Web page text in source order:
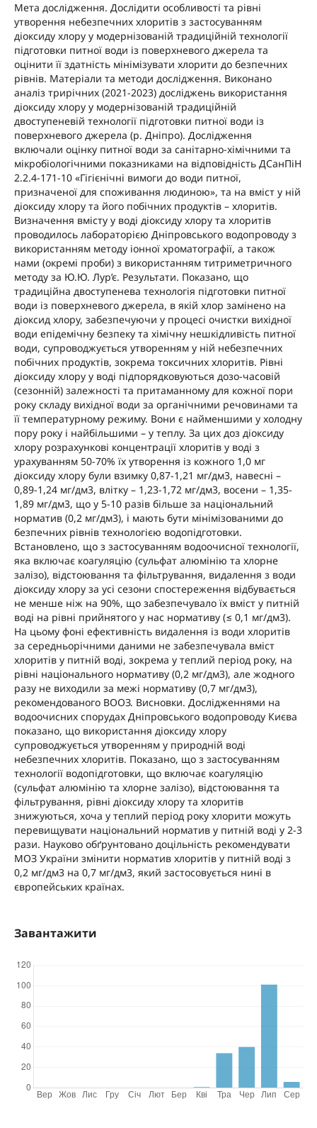
Мета дослідження. Дослідити особливості та рівні
утворення небезпечних хлоритів з застосуванням
діоксиду хлору у модернізованій традиційній технології
підготовки питної води із поверхневого джерела та
оцінити її здатність мінімізувати хлорити до безпечних
рівнів. Матеріали та методи дослідження. Виконано
аналіз трирічних (2021-2023) досліджень використання
діоксиду хлору у модернізованій традиційній
двоступеневій технології підготовки питної води із
поверхневого джерела (р. Дніпро). Дослідження
включали оцінку питної води за санітарно-хімічними та
мікробіологічними показниками на відповідність ДСанПіН
2.2.4-171-10 «Гігієнічні вимоги до води питної,
призначеної для споживання людиною», та на вміст у ній
діоксиду хлору та його побічних продуктів – хлоритів.
Визначення вмісту у воді діоксиду хлору та хлоритів
проводилось лабораторією Дніпровського водопроводу з
використанням методу іонної хроматографії, а також
нами (окремі проби) з використанням титриметричного
методу за Ю.Ю. Лур’є. Результати. Показано, що
традиційна двоступенева технологія підготовки питної
води із поверхневого джерела, в якій хлор замінено на
діоксид хлору, забезпечуючи у процесі очистки вихідної
води епідемічну безпеку та хімічну нешкідливість питної
води, супроводжується утворенням у ній небезпечних
побічних продуктів, зокрема токсичних хлоритів. Рівні
діоксиду хлору у воді підпорядковуються дозо-часовій
(сезонній) залежності та притаманному для кожної пори
року складу вихідної води за органічними речовинами та
її температурному режиму. Вони є найменшими у холодну
пору року і найбільшими – у теплу. За цих доз діоксиду
хлору розрахункові концентрації хлоритів у воді з
урахуванням 50-70% їх утворення із кожного 1,0 мг
діоксиду хлору були взимку 0,87-1,21 мг/дм3, навесні –
0,89-1,24 мг/дм3, влітку – 1,23-1,72 мг/дм3, восени – 1,35-
1,89 мг/дм3, що у 5-10 разів більше за національний
норматив (0,2 мг/дм3), і мають бути мінімізованими до
безпечних рівнів технологією водопідготовки.
Встановлено, що з застосуванням водоочисної технології,
яка включає коагуляцію (сульфат алюмінію та хлорне
залізо), відстоювання та фільтрування, видалення з води
діоксиду хлору за усі сезони спостереження відбувається
не менше ніж на 90%, що забезпечувало їх вміст у питній
воді на рівні прийнятого у нас нормативу (≤ 0,1 мг/дм3).
На цьому фоні ефективність видалення із води хлоритів
за середньорічними даними не забезпечувала вміст
хлоритів у питній воді, зокрема у теплий період року, на
рівні національного нормативу (0,2 мг/дм3), але жодного
разу не виходили за межі нормативу (0,7 мг/дм3),
рекомендованого ВООЗ. Висновки. Дослідженнями на
водоочисних спорудах Дніпровського водопроводу Києва
показано, що використання діоксиду хлору
супроводжується утворенням у природній воді
небезпечних хлоритів. Показано, що з застосуванням
технології водопідготовки, що включає коагуляцію
(сульфат алюмінію та хлорне залізо), відстоювання та
фільтрування, рівні діоксиду хлору та хлоритів
знижуються, хоча у теплий період року хлорити можуть
перевищувати національний норматив у питній воді у 2-3
рази. Науково обґрунтовано доцільність рекомендувати
МОЗ України змінити норматив хлоритів у питній воді з
0,2 мг/дм3 на 0,7 мг/дм3, який застосовується нині в
європейських країнах.
Завантажити